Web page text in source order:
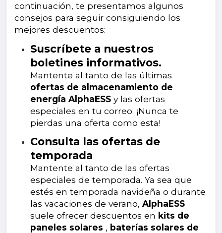
continuación, te presentamos algunos
consejos para seguir consiguiendo los
mejores descuentos:
Suscríbete a nuestros
boletines informativos.
Mantente al tanto de las últimas
ofertas de almacenamiento de
energía AlphaESS y las ofertas
especiales en tu correo. ¡Nunca te
pierdas una oferta como esta!
Consulta las ofertas de
temporada
Mantente al tanto de las ofertas
especiales de temporada. Ya sea que
estés en temporada navideña o durante
las vacaciones de verano, AlphaESS
suele ofrecer descuentos en kits de
paneles solares , baterías solares de